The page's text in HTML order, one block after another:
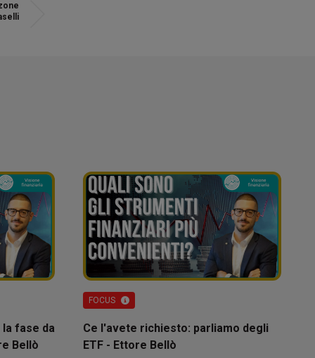
fase da
Bellò
FOCUS
Ce l'avete richiesto: parliamo degli
ETF - Ettore Bellò